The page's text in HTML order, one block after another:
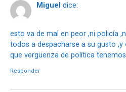
Miguel dice:
esto va de mal en peor ,ni policía
todos a despacharse a su gusto
que vergüenza de política
Responder